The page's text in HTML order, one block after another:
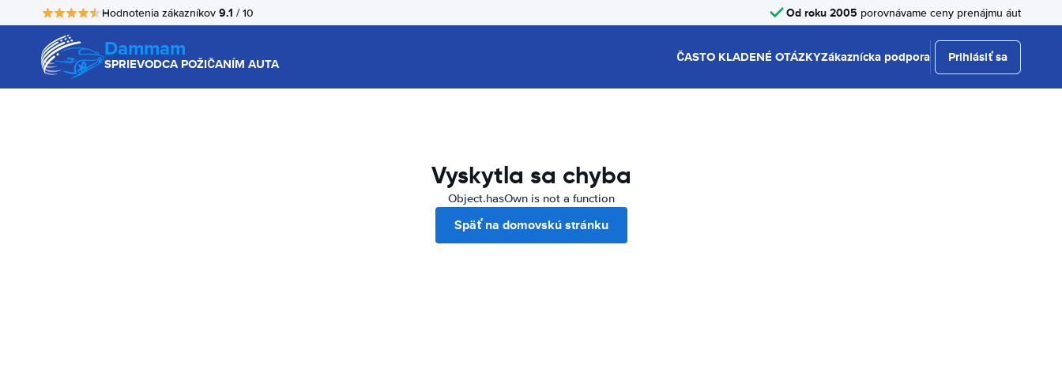
Hodnotenia zákazníkov 9.1 / 10 Od roku 2005 porovnávame ceny prenájmu áut
Dammam
SPRIEVODCA POŽIČANÍM AUTA ČASTO KLADENÉ OTÁZKYZákaznícka podpora Prihlásiť sa
Vyskytla sa chyba
Object.hasOwn is not a function
Späť na domovskú stránku